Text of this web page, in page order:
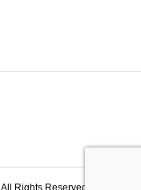
Rights Reserved.